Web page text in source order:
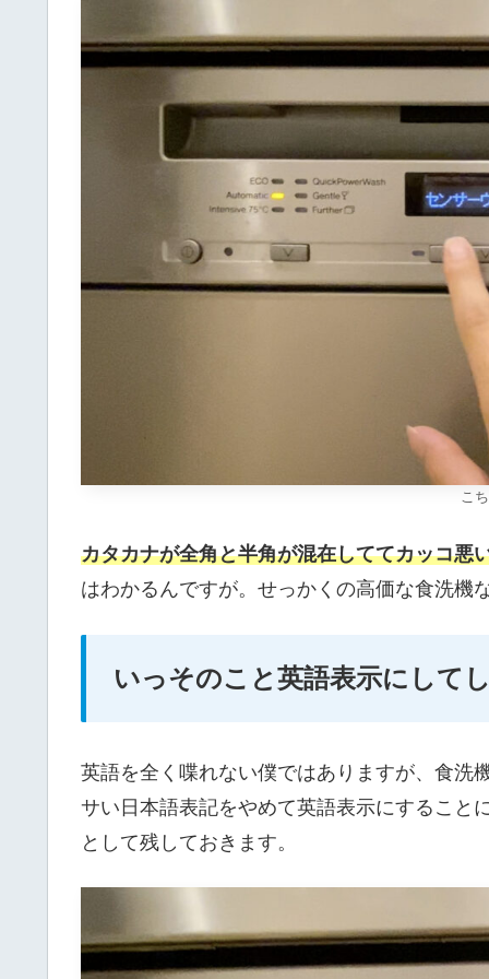
こ
カタカナが全角と半角が混在しててカッコ悪
はわかるんですが。せっかくの高価な食洗機
いっそのこと英語表示にして
英語を全く喋れない僕ではありますが、食洗
サい日本語表記をやめて英語表示にすること
として残しておきます。